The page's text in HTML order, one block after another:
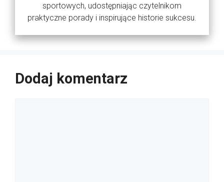
sportowych, udostępniając czytelnikom
praktyczne porady i inspirujące historie sukcesu.
Dodaj komentarz